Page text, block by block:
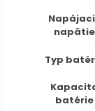
napätie
Typ
batérie